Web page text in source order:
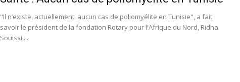
"Il n’existe, actuellement, aucun cas de poliomyélite en Tunisie", a fait
savoir le président de la fondation Rotary pour l'Afrique du Nord, Ridha
Souissi,...